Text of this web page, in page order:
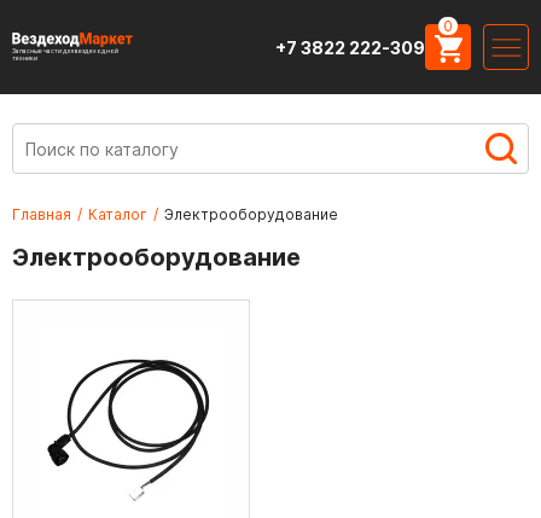
Запасные части для вездеходной
техники
+7 3822 222-309
0
Главная / Каталог / Электрооборудование
Электрооборудование